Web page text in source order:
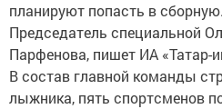
планируют попасть в
Председатель специальной
Парфенова, пишет ИА «Татар-
В состав главной команды
лыжника, пять спортсменов